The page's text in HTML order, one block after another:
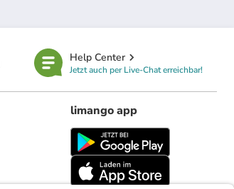
Help Center
Jetzt auch per Live-Chat erreichbar!
limango app